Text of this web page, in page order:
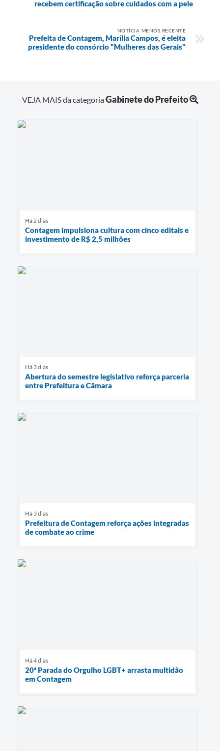
recebem certificação sobre cuidados com a pele
NOTÍCIA MENOS RECENTE
Prefeita de Contagem, Marília Campos, é eleita
presidente do consórcio "Mulheres das Gerais"
VEJA MAIS da categoriaGabinete do Prefeito
Há 2 dias
Contagem impulsiona cultura com cinco editais e
investimento de R$ 2,5 milhões
Há 3 dias
Abertura do semestre legislativo reforça parceria
entre Prefeitura e Câmara
Há 3 dias
Prefeitura de Contagem reforça ações integradas
de combate ao crime
Há 4 dias
20ª Parada do Orgulho LGBT+ arrasta multidão
em Contagem